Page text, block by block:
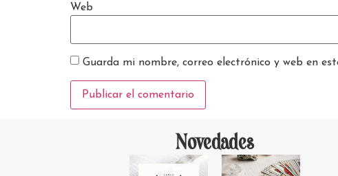
Web
Guarda mi nombre, correo electrónico y web en
Novedades